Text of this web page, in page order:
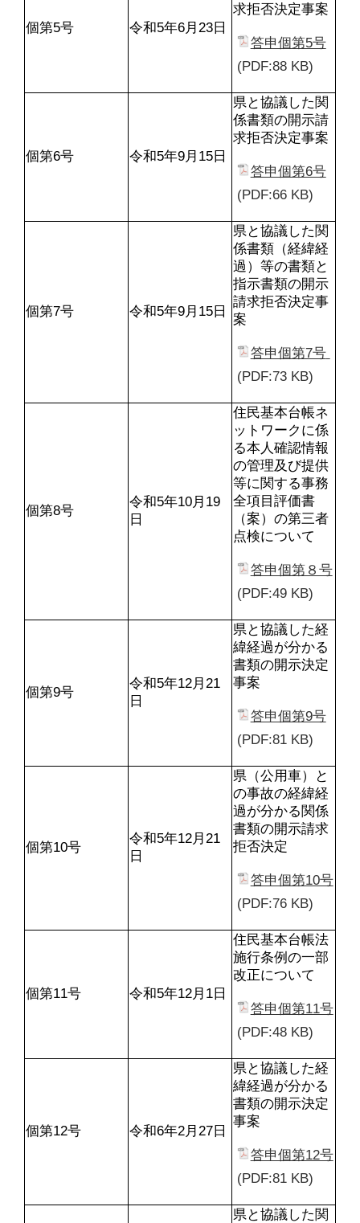
個第5号 令和5年6月23日
求拒否決定事案
答申個第5号
(PDF:88 KB)
個第6号 令和5年9月15日
県と協議した関
係書類の開示請
求拒否決定事案
答申個第6号
(PDF:66 KB)
個第7号 令和5年9月15日
県と協議した関
係書類（経緯経
過）等の書類と
指示書類の開示
請求拒否決定事
案
答申個第7号
(PDF:73 KB)
個第8号
令和5年10月19
日
住民基本台帳ネ
ットワークに係
る本人確認情報
の管理及び提供
等に関する事務
全項目評価書
（案）の第三者
点検について
答申個第８号
(PDF:49 KB)
個第9号
令和5年12月21
日
県と協議した経
緯経過が分かる
書類の開示決定
事案
答申個第9号
(PDF:81 KB)
個第10号
令和5年12月21
日
県（公用車）と
の事故の経緯経
過が分かる関係
書類の開示請求
拒否決定
答申個第10号
(PDF:76 KB)
個第11号 令和5年12月1日
住民基本台帳法
施行条例の一部
改正について
答申個第11号
(PDF:48 KB)
個第12号 令和6年2月27日
県と協議した経
緯経過が分かる
書類の開示決定
事案
答申個第12号
(PDF:81 KB)
県と協議した関